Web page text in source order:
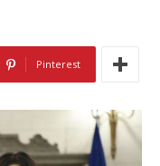
Pinterest